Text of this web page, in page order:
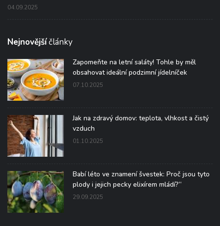
04.09.2025
Nejnovějšíčlánky
Zapomeňte na letní saláty! Tohle by měl
obsahovat ideální podzimní jídelníček
07.10.2025
Jak na zdravý domov: teplota, vlhkost a čistý
vzduch
01.10.2025
Babí léto ve znamení švestek: Proč jsou tyto
plody i jejich pecky elixírem mládí?“
29.09.2025